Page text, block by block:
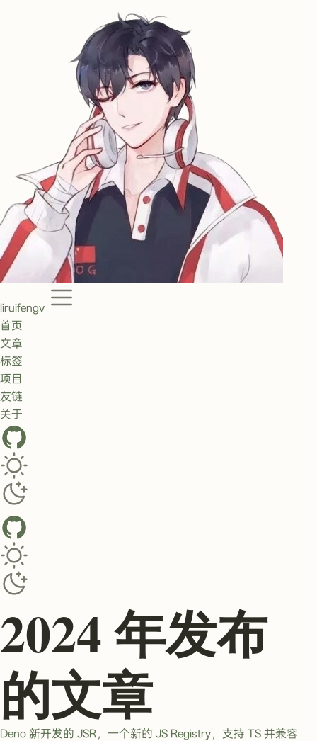
liruifengv
Menu
首页
文章
标签
项目
友链
关于
GitHub
Toggle dark/light theme
Toggle dark/light theme
2024 年发布
的文章
Deno 新开发的 JSR，一个新的 JS Registry，支持 TS 并兼容